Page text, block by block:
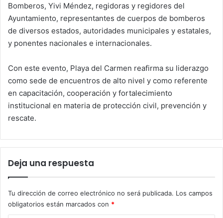
Bomberos, Yivi Méndez, regidoras y regidores del
Ayuntamiento, representantes de cuerpos de bomberos
de diversos estados, autoridades municipales y estatales,
y ponentes nacionales e internacionales.
Con este evento, Playa del Carmen reafirma su liderazgo
como sede de encuentros de alto nivel y como referente
en capacitación, cooperación y fortalecimiento
institucional en materia de protección civil, prevención y
rescate.
Deja una respuesta
Tu dirección de correo electrónico no será publicada. Los campos
obligatorios están marcados con *